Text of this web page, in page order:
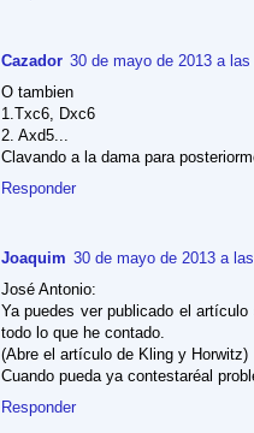
Cazador 30 de mayo de 2013 a las
O tambien
1.Txc6, Dxc6
2. Axd5...
Clavando a la dama para
Responder
Joaquim 30 de mayo de 2013 a
José Antonio:
Ya puedes ver publicado el
todo lo que he contado.
(Abre el artículo de Kling y Horwitz)
Cuando pueda ya contestaréal
Responder